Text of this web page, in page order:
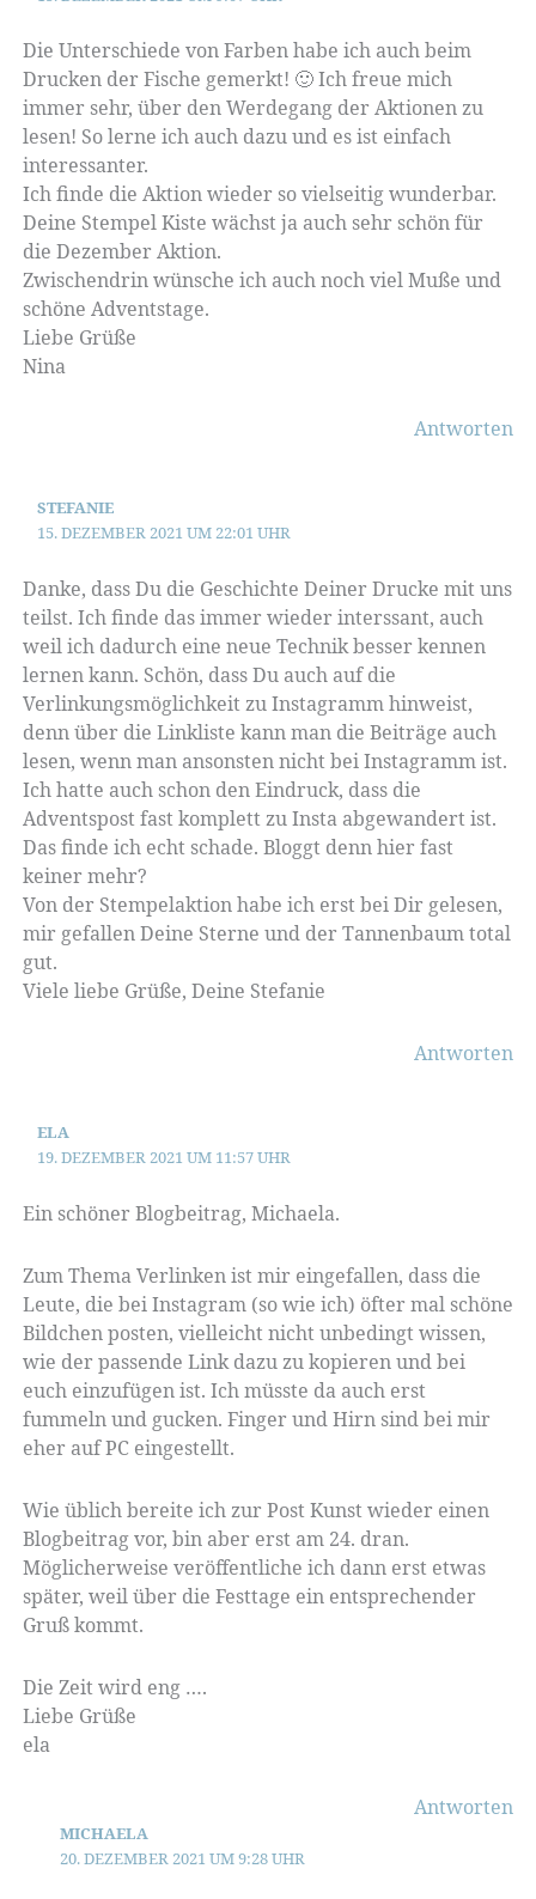
Die Unterschiede von Farben habe ich auch beim
Drucken der Fische gemerkt! 🙂 Ich freue mich
immer sehr, über den Werdegang der Aktionen zu
lesen! So lerne ich auch dazu und es ist einfach
interessanter.
Ich finde die Aktion wieder so vielseitig wunderbar.
Deine Stempel Kiste wächst ja auch sehr schön für
die Dezember Aktion.
Zwischendrin wünsche ich auch noch viel Muße und
schöne Adventstage.
Liebe Grüße
Nina
Antworten
STEFANIE
15. DEZEMBER 2021 UM 22:01 UHR
Danke, dass Du die Geschichte Deiner Drucke mit uns
teilst. Ich finde das immer wieder interssant, auch
weil ich dadurch eine neue Technik besser kennen
lernen kann. Schön, dass Du auch auf die
Verlinkungsmöglichkeit zu Instagramm hinweist,
denn über die Linkliste kann man die Beiträge auch
lesen, wenn man ansonsten nicht bei Instagramm ist.
Ich hatte auch schon den Eindruck, dass die
Adventspost fast komplett zu Insta abgewandert ist.
Das finde ich echt schade. Bloggt denn hier fast
keiner mehr?
Von der Stempelaktion habe ich erst bei Dir gelesen,
mir gefallen Deine Sterne und der Tannenbaum total
gut.
Viele liebe Grüße, Deine Stefanie
Antworten
ELA
19. DEZEMBER 2021 UM 11:57 UHR
Ein schöner Blogbeitrag, Michaela.
Zum Thema Verlinken ist mir eingefallen, dass die
Leute, die bei Instagram (so wie ich) öfter mal schöne
Bildchen posten, vielleicht nicht unbedingt wissen,
wie der passende Link dazu zu kopieren und bei
euch einzufügen ist. Ich müsste da auch erst
fummeln und gucken. Finger und Hirn sind bei mir
eher auf PC eingestellt.
Wie üblich bereite ich zur Post Kunst wieder einen
Blogbeitrag vor, bin aber erst am 24. dran.
Möglicherweise veröffentliche ich dann erst etwas
später, weil über die Festtage ein entsprechender
Gruß kommt.
Die Zeit wird eng ….
Liebe Grüße
ela
Antworten
MICHAELA
20. DEZEMBER 2021 UM 9:28 UHR